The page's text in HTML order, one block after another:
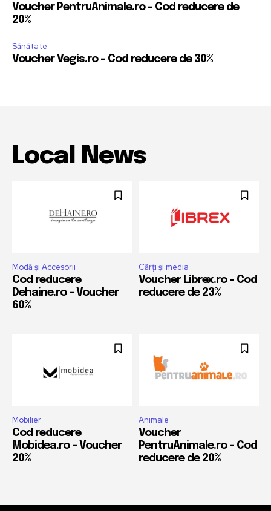
Voucher PentruAnimale.ro – Cod reducere de
20%
Sănătate
Voucher Vegis.ro – Cod reducere de 30%
Local News
Modă și Accesorii
Cod reducere
Dehaine.ro – Voucher
60%
Cărți și media
Voucher Librex.ro – Cod
reducere de 23%
Mobilier
Cod reducere
Mobidea.ro – Voucher
20%
Animale
Voucher
PentruAnimale.ro – Cod
reducere de 20%